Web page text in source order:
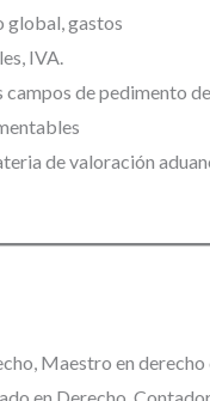
global, gastos
IVA.
de pedimento de
de valoración
Maestro en derecho